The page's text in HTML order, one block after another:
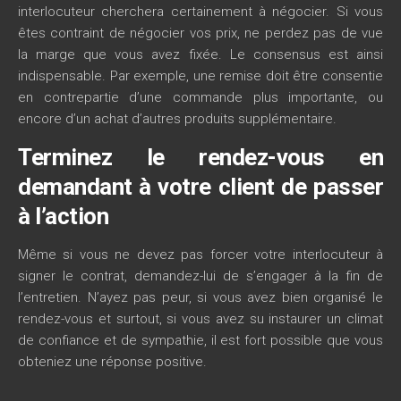
interlocuteur cherchera certainement à négocier. Si vous
êtes contraint de négocier vos prix, ne perdez pas de vue
la marge que vous avez fixée. Le consensus est ainsi
indispensable. Par exemple, une remise doit être consentie
en contrepartie d’une commande plus importante, ou
encore d’un achat d’autres produits supplémentaire.
Terminez le rendez-vous en
demandant à votre client de passer
à l’action
Même si vous ne devez pas forcer votre interlocuteur à
signer le contrat, demandez-lui de s’engager à la fin de
l’entretien. N’ayez pas peur, si vous avez bien organisé le
rendez-vous et surtout, si vous avez su instaurer un climat
de confiance et de sympathie, il est fort possible que vous
obteniez une réponse positive.